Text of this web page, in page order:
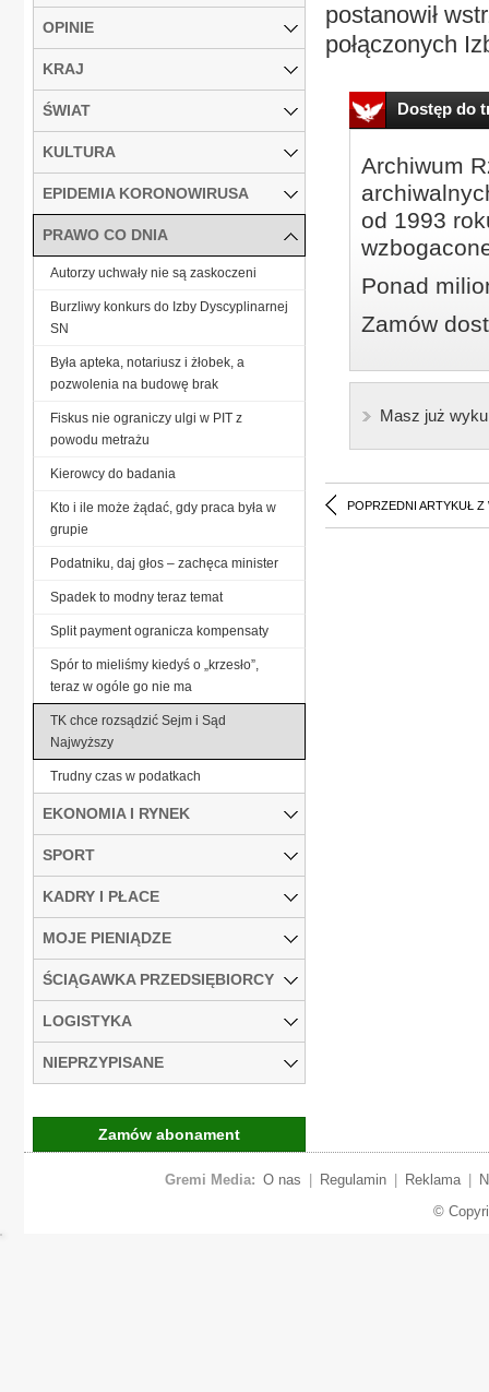
postanowił
połączonych
Dostęp do
Archiwum
od 1993
Ponad
Zamów
Masz już
POPRZEDNI ARTYKUŁ Z
OPINIE
KRAJ
ŚWIAT
KULTURA
EPIDEMIA KORONOWIRUSA
PRAWO CO DNIA
Autorzy uchwały nie są zaskoczeni
Burzliwy konkurs do Izby Dyscyplinarnej
SN
Była apteka, notariusz i żłobek, a
pozwolenia na budowę brak
Fiskus nie ograniczy ulgi w PIT z
powodu metrażu
Kierowcy do badania
Kto i ile może żądać, gdy praca była w
grupie
Podatniku, daj głos – zachęca minister
Spadek to modny teraz temat
Split payment ogranicza kompensaty
Spór to mieliśmy kiedyś o „krzesło”,
teraz w ogóle go nie ma
TK chce rozsądzić Sejm i Sąd
Najwyższy
Trudny czas w podatkach
EKONOMIA I RYNEK
SPORT
KADRY I PŁACE
MOJE PIENIĄDZE
ŚCIĄGAWKA PRZEDSIĘBIORCY
LOGISTYKA
NIEPRZYPISANE
Zamów abonament
Gremi Media: O nas Regulamin Reklama
©